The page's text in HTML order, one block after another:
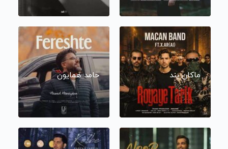
ماکان بند حامد همایون